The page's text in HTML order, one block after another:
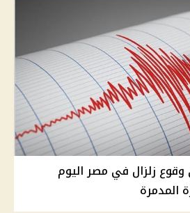
وقوع زلزال في مصر اليوم
المدمرة